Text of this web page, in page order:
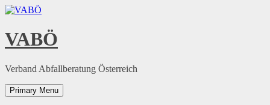
Skip
content
VABÖ
Verband Abfallberatung Österreich
Primary Menu